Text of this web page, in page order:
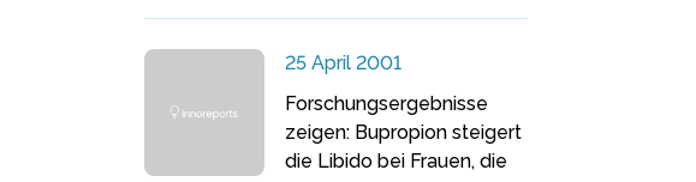
25 April 2001
Forschungsergebnisse
zeigen: Bupropion steigert
die Libido bei Frauen, die